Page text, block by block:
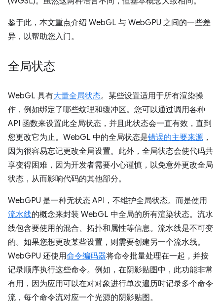
鉴于此，本文重点介绍 WebGL 与 WebGPU 之间的一些差
异，以帮助您入门。
全局状态
WebGL 具有大量全局状态。某些设置适用于所有渲染操
作，例如绑定了哪些纹理和缓冲区。您可以通过调用各种
API 函数来设置此全局状态，并且此状态会一直有效，直到
您更改它为止。WebGL 中的全局状态是错误的主要来源 ，
因为很容易忘记更改全局设置。此外，全局状态会使代码共
享变得困难，因为开发者需要小心谨慎，以免意外更改全局
状态，从而影响代码的其他部分。
WebGPU 是一种无状态 API，不维护全局状态。而是使用
流水线的概念来封装 WebGL 中全局的所有渲染状态。流水
线包含要使用的混合、拓扑和属性等信息。流水线是不可变
的。如果您想更改某些设置，则需要创建另一个流水线。
WebGPU 还使用命令编码器将命令批量处理在一起，并按
记录顺序执行这些命令。例如，在阴影贴图中，此功能非常
有用，因为应用可以在对对象进行单次遍历时记录多个命令
流，每个命令流对应一个光源的阴影贴图。